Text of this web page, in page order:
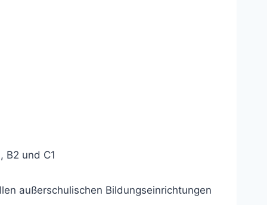
B2 und C1
außerschulischen Bildungseinrichtungen